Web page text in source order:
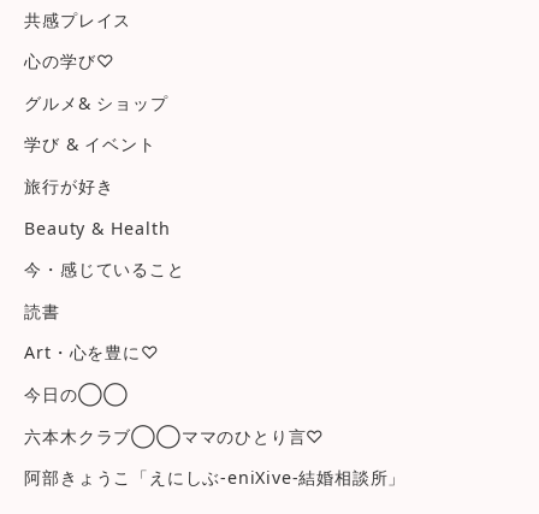
共感プレイス
心の学び♡
グルメ& ショップ
学び & イベント
旅行が好き
Beauty & Health
今・感じていること
読書
Art・心を豊に♡
今日の◯◯
六本木クラブ◯◯ママのひとり言♡
阿部きょうこ「えにしぶ-eniXive-結婚相談所」